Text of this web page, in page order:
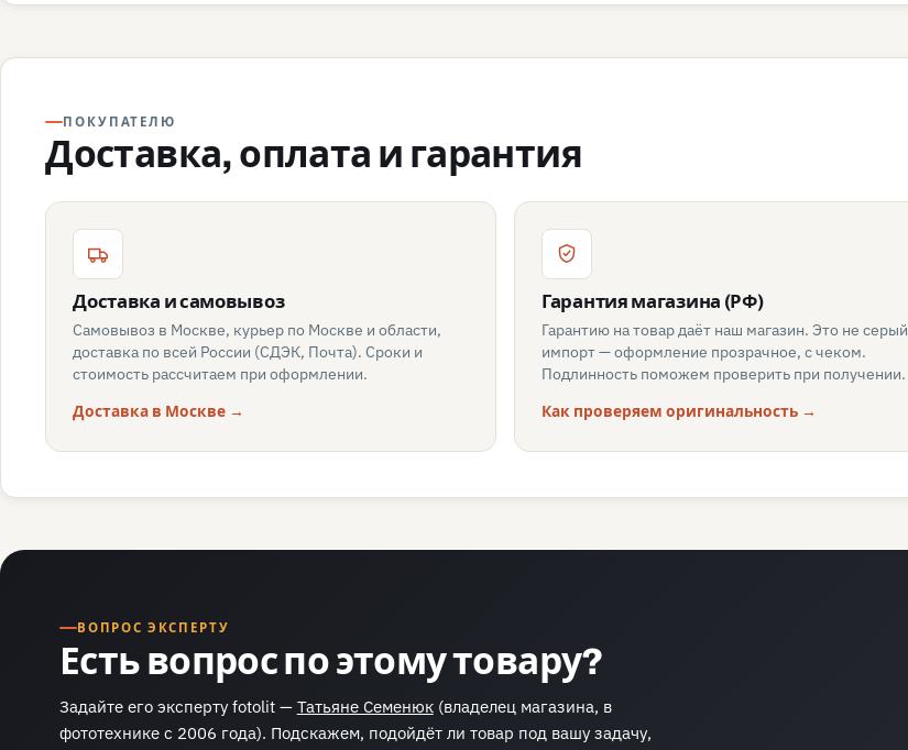
ПОКУПАТЕЛЮ
Доставка, оплата и гарантия
Доставка и самовывоз
Самовывоз в Москве, курьер по Москве и области,
доставка по всей России (СДЭК, Почта). Сроки и
стоимость рассчитаем при оформлении.
Доставка в Москве →
Гарантия магазина (РФ)
Гарантию на товар даёт наш магазин. Это не серый
импорт — оформление прозрачное, с чеком.
Подлинность поможем проверить при получении.
Как проверяем оригинальность →
ВОПРОС ЭКСПЕРТУ
Есть вопрос по этому товару?
Задайте его эксперту fotolit — Татьяне Семенюк(владелец магазина, в
фототехнике с 2006 года). Подскажем, подойдёт ли товар под вашу задачу,